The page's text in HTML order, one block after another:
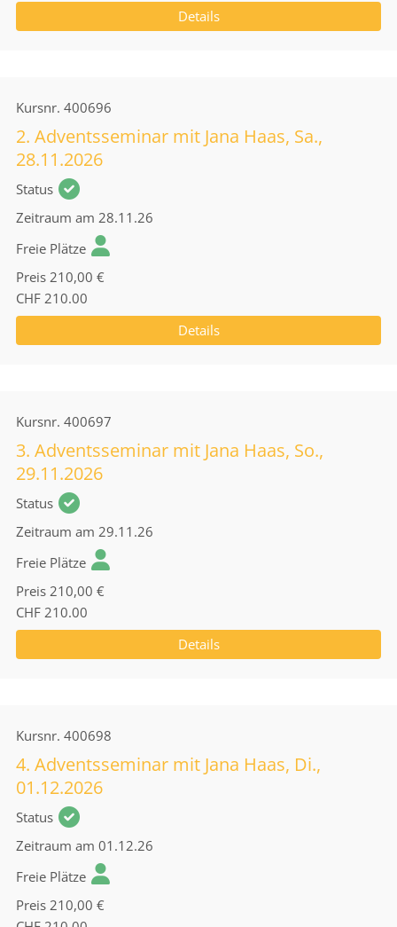
Details
Kursnr. 400696
2. Adventsseminar mit Jana Haas, Sa.,
28.11.2026
Status
Zeitraum am 28.11.26
Freie Plätze
Preis 210,00 €
CHF 210.00
Details
Kursnr. 400697
3. Adventsseminar mit Jana Haas, So.,
29.11.2026
Status
Zeitraum am 29.11.26
Freie Plätze
Preis 210,00 €
CHF 210.00
Details
Kursnr. 400698
4. Adventsseminar mit Jana Haas, Di.,
01.12.2026
Status
Zeitraum am 01.12.26
Freie Plätze
Preis 210,00 €